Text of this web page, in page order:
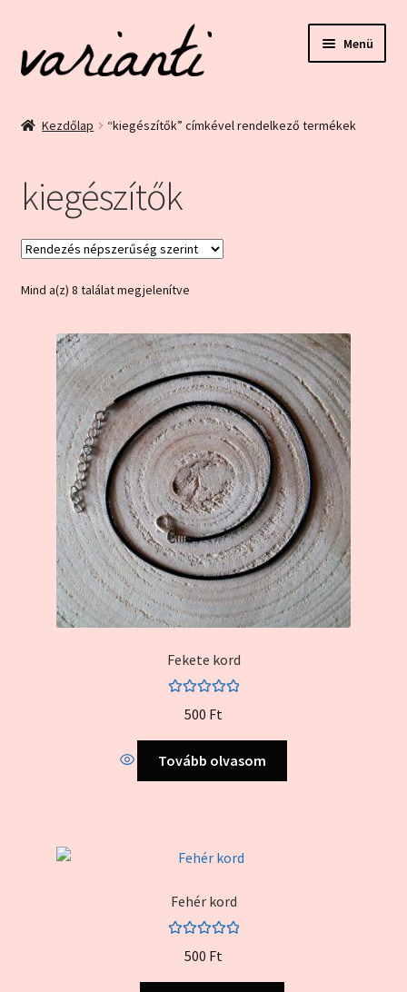
a
navigációhoz
a
tartalomba
Menü
Blog
Bolt
Ez egy minta oldal
Fiókom
Home
Kapcsolat
My account
Pénztár
Szállítás és garancia
Kezdőlap “kiegészítők” címkével rendelkező termékek
kiegészítők
Mind a(z) 8 találat megjelenítveSorted
Fekete kord
500 Ft
Tovább olvasom
Fehér kord
500 Ft